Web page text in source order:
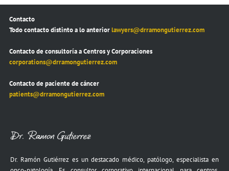
Contacto
Todo contacto distinto a lo anteriorlawyers@drramongutierrez.com
Contacto de consultoría a Centros y Corporaciones
corporations@drramongutierrez.com
Contacto de paciente de cáncer
patients@drramongutierrez.com
Dr. Ramón Gutiérrez es un destacado médico, patólogo, especialista en